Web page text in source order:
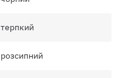
терпкий
розсипний